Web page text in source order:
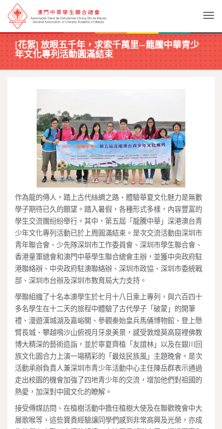
[花絮] 放眼五千年，求索千萬里—龍騰中華青少
年文化專列活動圓滿結束
作為龍的傳人，踏上古代絲綢之路、體驗華夏文化魅力是無數
學子期待已久的願望。踏入暑假，各種形式多樣，內容豐富的
學生交流團紛紛舉行。其中，第五屆「龍騰中華」深港澳台青
少年文化專列活動已於上周圓滿結束。是次交流活動由深圳市
青年聯合會、少先隊深圳市工作委員會、深圳市學生聯合會、
香港童軍總會和澳門中華學生聯合總會主辦，並獲中央政府駐
港聯絡辦、中央政府駐澳聯絡辦、深圳市政協、深圳市委統戰
部、深圳市台辦及深圳市教育局大力支持。
學聯組織了十名本澳學生於七月十八日乘上專列，與六百四十
多名學生在十二天的旅程中體驗了古代學子「破蒙」的開筆
禮、漫遊漢城湖及嘉峪關、參觀秦始皇兵馬俑博物館、登上懸
臂長城、攀越鳴沙山俯視月牙泉美景，感受敦煌莫高窟裡佛教
博大精深的藝術造詣，並於寧夏齊植「友誼林」以及在銀川回
族文化園合力上演一場精彩的「最炫民族風」主題晚會。是次
活動承辦負責人兼深圳市青少年活動中心主任陳岳群表示通過
走出校園的機會加強了四地青少年的交流，增加他們對祖國的
熱愛，加深對中國文化的瞭解。
接受傳媒訪問、在植樹活動中擔任植樹大使及在聯歡晚會中大
展歌喉等，這些寶貴經驗讓同學們感到非常高興及光榮，亦成